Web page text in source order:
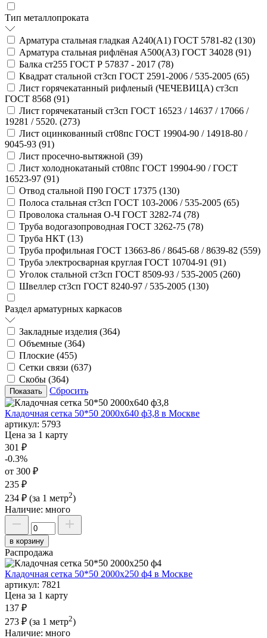
Тип металлопроката
Арматура стальная гладкая А240(А1) ГОСТ 5781-82 (130)
Арматура стальная рифлёная А500(А3) ГОСТ 34028 (91)
Балка ст255 ГОСТ Р 57837 - 2017 (78)
Квадрат стальной ст3сп ГОСТ 2591-2006 / 535-2005 (65)
Лист горячекатанный рифленый (ЧЕЧЕВИЦА) ст3сп
ГОСТ 8568 (91)
Лист горячекатаный ст3сп ГОСТ 16523 / 14637 / 17066 /
19281 / 5520. (273)
Лист оцинкованный ст08пс ГОСТ 19904-90 / 14918-80 /
9045-93 (91)
Лист просечно-вытяжной (39)
Лист холоднокатаный ст08пс ГОСТ 19904-90 / ГОСТ
16523-97 (91)
Отвод стальной П90 ГОСТ 17375 (130)
Полоса стальная ст3сп ГОСТ 103-2006 / 535-2005 (65)
Проволока стальная О-Ч ГОСТ 3282-74 (78)
Труба водогазопроводная ГОСТ 3262-75 (78)
Труба НКТ (13)
Труба профильная ГОСТ 13663-86 / 8645-68 / 8639-82 (559)
Труба электросварная круглая ГОСТ 10704-91 (91)
Уголок стальной ст3сп ГОСТ 8509-93 / 535-2005 (260)
Швеллер ст3сп ГОСТ 8240-97 / 535-2005 (130)
Раздел арматурных каркасов
Закладные изделия (364)
Объемные (364)
Плоские (455)
Сетки связи (637)
Скобы (364)
Сбросить
Кладочная сетка 50*50 2000х640 ф3,8 в Москве
артикул: 5793
Цена за 1 карту
301 ₽
-0.3%
от 300 ₽
235 ₽
234 ₽ (за 1 метр2)
Наличие: много
в корзину
Распродажа
Кладочная сетка 50*50 2000х250 ф4 в Москве
артикул: 7821
Цена за 1 карту
137 ₽
273 ₽ (за 1 метр2)
Наличие: много